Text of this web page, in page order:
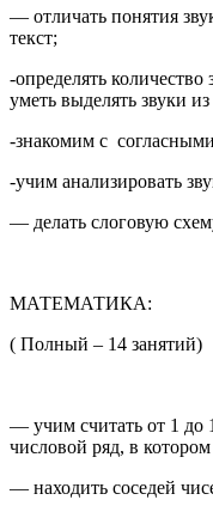
— отличать понятия
текст;
-определять количество
уметь выделять звуки из
-знакомим с
-учим анализировать
— делать слоговую
МАТЕМАТИКА:
( Полный – 14 занятий)
— учим считать от 1 до
числовой ряд, в
— находить соседей